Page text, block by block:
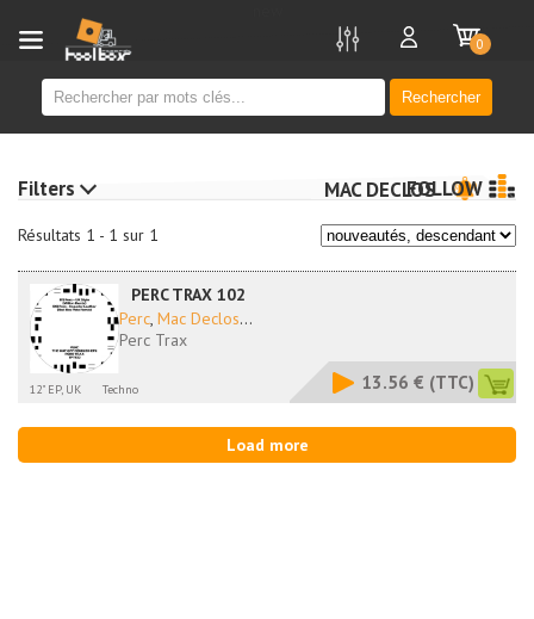
Rechercher
0
Résultats 1 - 1 sur 1
MAC DECLOSFOLLOW
PERC TRAX 102
Perc, Mac Declos...
Perc Trax
12" EP, UK Techno 13.56 € (TTC)
Load more
Filters